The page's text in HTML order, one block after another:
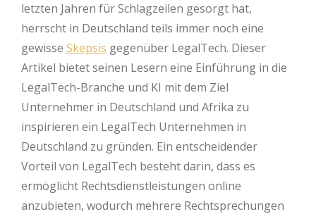
letzten Jahren für Schlagzeilen gesorgt hat,
herrscht in Deutschland teils immer noch eine
gewisse Skepsis gegenüber LegalTech. Dieser
Artikel bietet seinen Lesern eine Einführung in die
LegalTech-Branche und KI mit dem Ziel
Unternehmer in Deutschland und Afrika zu
inspirieren ein LegalTech Unternehmen in
Deutschland zu gründen. Ein entscheidender
Vorteil von LegalTech besteht darin, dass es
ermöglicht Rechtsdienstleistungen online
anzubieten, wodurch mehrere Rechtsprechungen